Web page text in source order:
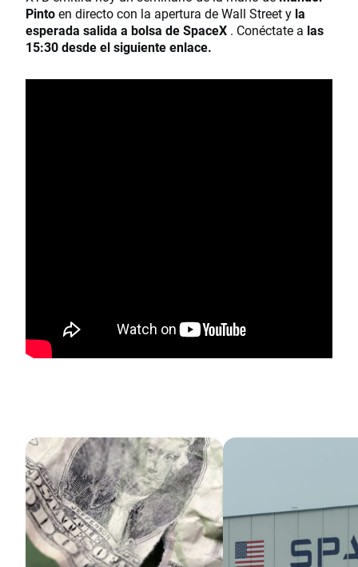
Pintoen directo con la apertura de Wall Street y la
esperada salida a bolsa de SpaceX . Conéctate a las
15:30 desde el siguiente enlace.